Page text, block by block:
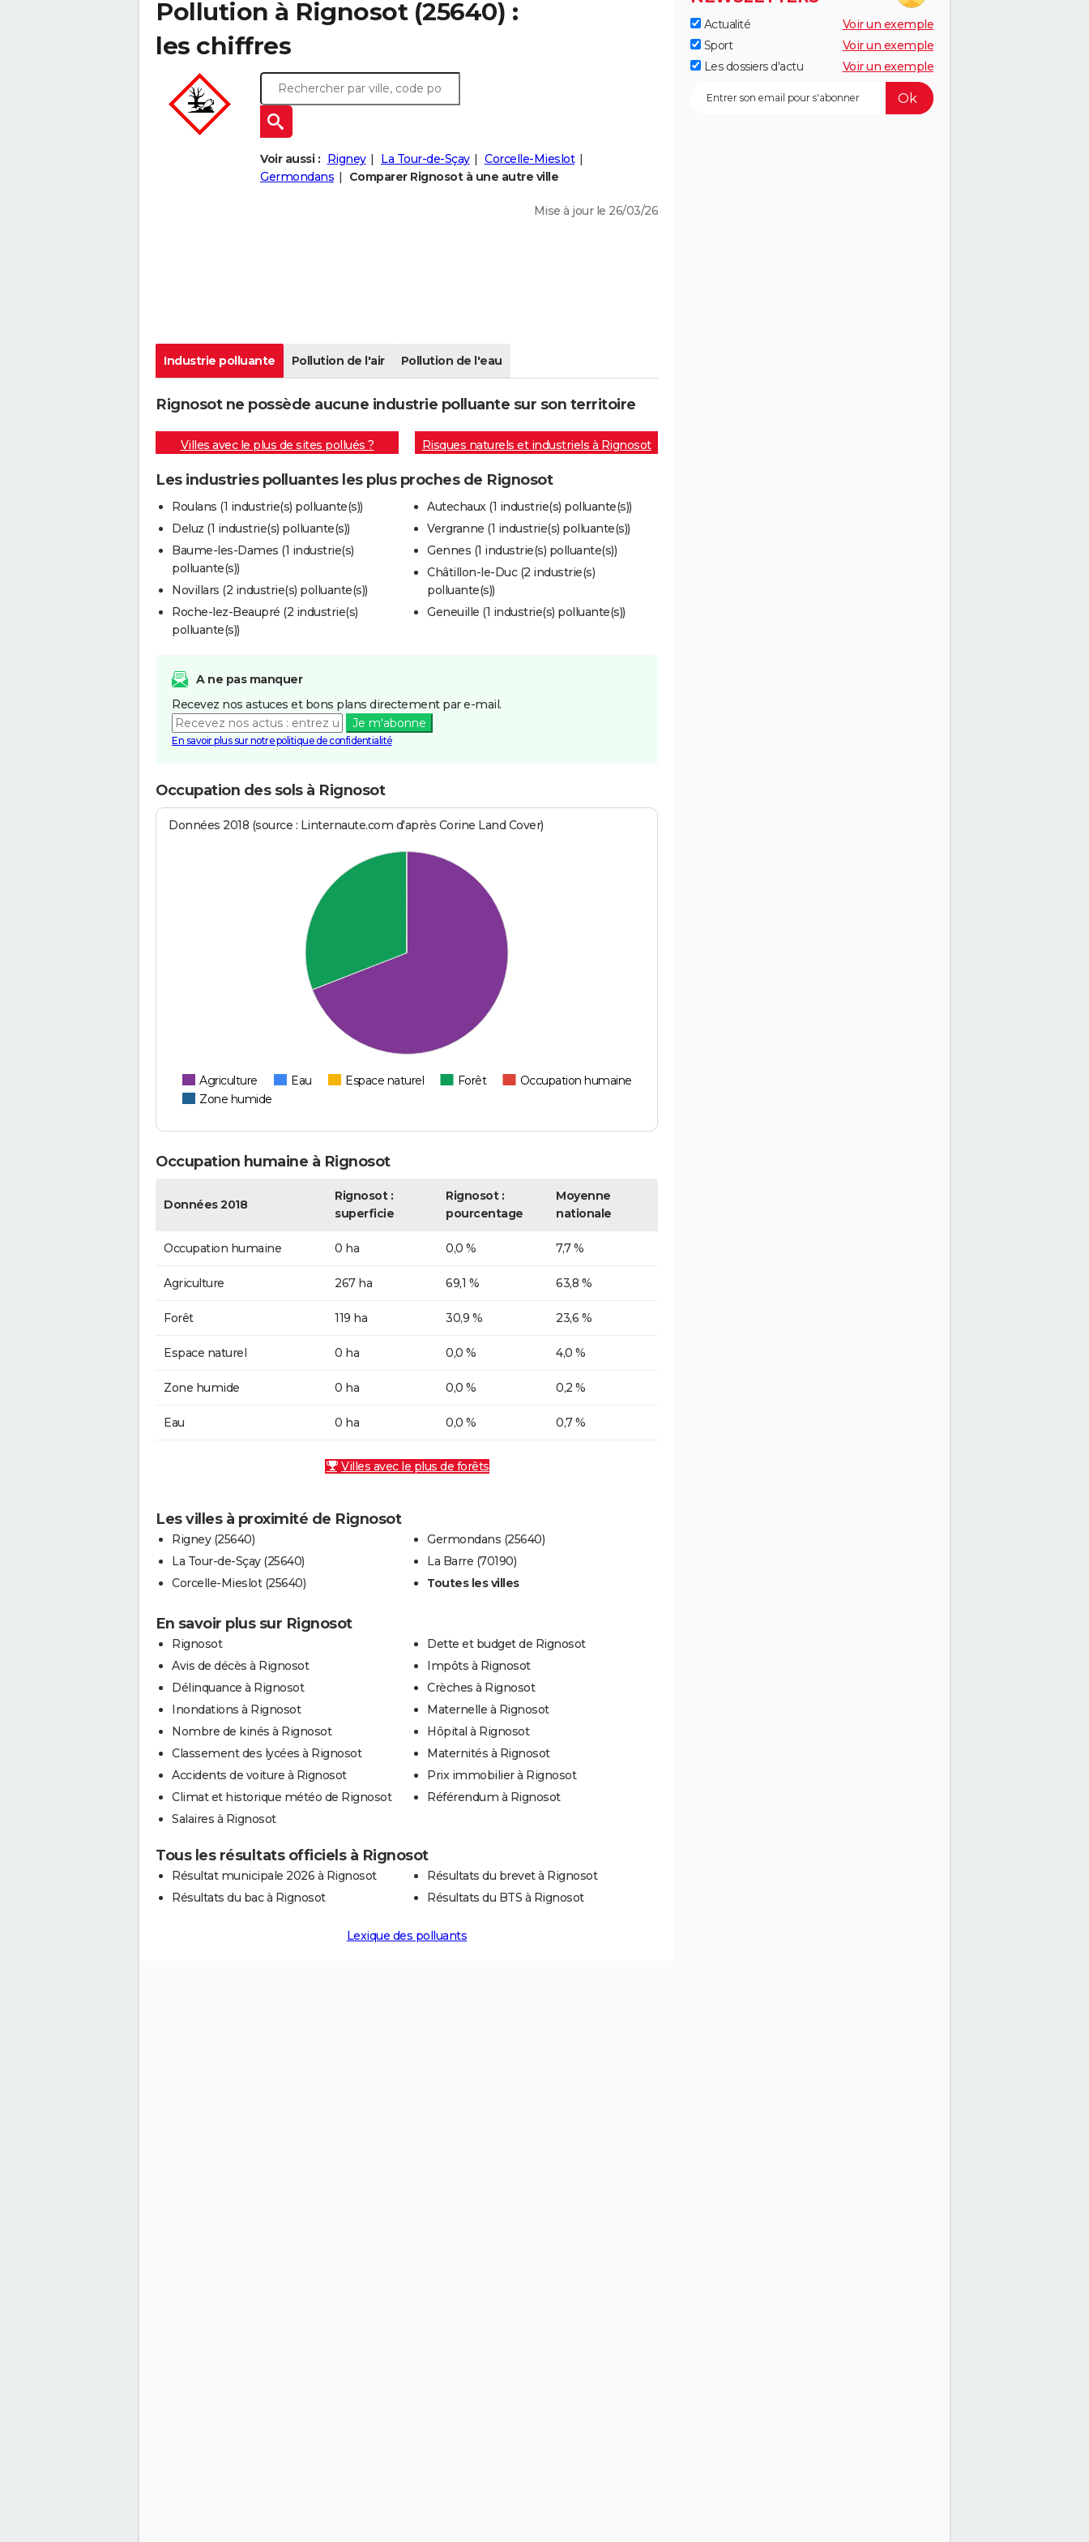
Pollution à Rignosot (25640) :
les chiffres
Voir aussi : Rigney La Tour-de-Sçay
Corcelle-Mieslot
Germondans
Comparer Rignosot à une autre ville
Mise à jour le 26/03/26
Industrie polluante Pollution de l'air Pollution de l'eau
Rignosot ne possède aucune industrie polluante sur son territoire
Villes avec le plus de sites pollués ? Risques naturels et industriels à Rignosot
Les industries polluantes les plus proches de Rignosot
Roulans (1 industrie(s) polluante(s))
Deluz (1 industrie(s) polluante(s))
Baume-les-Dames (1 industrie(s)
polluante(s))
Novillars (2 industrie(s) polluante(s))
Roche-lez-Beaupré (2 industrie(s)
polluante(s))
Autechaux (1 industrie(s) polluante(s))
Vergranne (1 industrie(s) polluante(s))
Gennes (1 industrie(s) polluante(s))
Châtillon-le-Duc (2 industrie(s)
polluante(s))
Geneuille (1 industrie(s) polluante(s))
A ne pas manquer
Recevez nos astuces et bons plans directement par e-mail.
Je m'abonne
En savoir plus sur notre politique de confidentialité
Occupation des sols à Rignosot
Données 2018 (source : Linternaute.com d'après Corine Land Cover)
Agriculture Eau Espace naturel Forêt
Occupation humaine
Zone humide
Occupation humaine à Rignosot
Données 2018
Rignosot :
superficie
Rignosot :
pourcentage
Moyenne
nationale
Occupation humaine 0 ha 0,0 % 7,7 %
Agriculture 267 ha 69,1 % 63,8 %
Forêt 119 ha 30,9 % 23,6 %
Espace naturel 0 ha 0,0 % 4,0 %
Zone humide 0 ha 0,0 % 0,2 %
Eau 0 ha 0,0 % 0,7 %
Villes avec le plus de forêts
Les villes à proximité de Rignosot
Rigney (25640)
La Tour-de-Sçay (25640)
Corcelle-Mieslot (25640)
Germondans (25640)
La Barre (70190)
Toutes les villes
En savoir plus sur Rignosot
Rignosot
Avis de décès à Rignosot
Délinquance à Rignosot
Inondations à Rignosot
Nombre de kinés à Rignosot
Classement des lycées à Rignosot
Accidents de voiture à Rignosot
Climat et historique météo de Rignosot
Salaires à Rignosot
Dette et budget de Rignosot
Impôts à Rignosot
Crèches à Rignosot
Maternelle à Rignosot
Hôpital à Rignosot
Maternités à Rignosot
Prix immobilier à Rignosot
Référendum à Rignosot
Tous les résultats officiels à Rignosot
Résultat municipale 2026 à Rignosot
Résultats du bac à Rignosot
Résultats du brevet à Rignosot
Résultats du BTS à Rignosot
Lexique des polluants
Actualité
Voir un exemple
Sport
Voir un exemple
Les dossiers d'actu
Voir un exemple